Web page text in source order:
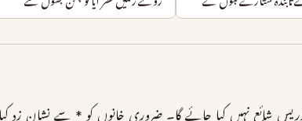
شائع نہیں کیا جائے گا۔ ضروری خانوں کو * سے نشان زد